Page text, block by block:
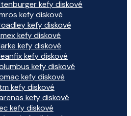
kefy diskové
kefy diskové
kefy diskové
kefy diskové
kefy diskové
kefy diskové
kefy diskové
kefy diskové
kefy diskové
kefy diskové
kefy diskové